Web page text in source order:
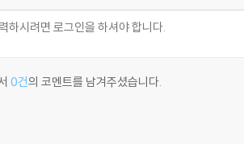
0건의 코멘트를 남겨주셨습니다.